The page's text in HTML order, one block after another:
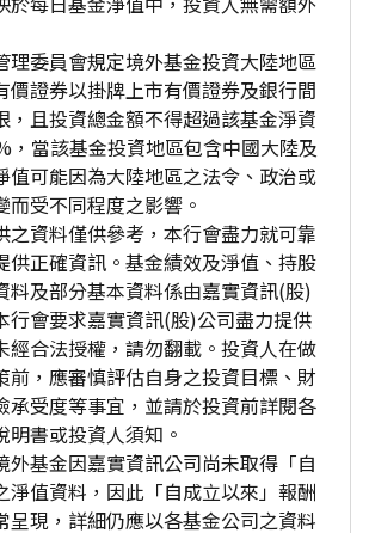
理委員會規定境外基金投資大陸地區
價證券以掛牌上市有價證券及銀行間
，且投資總金額不得超過該基金淨資
，當該基金投資地區包含中國大陸及
值可能因為大陸地區之法令、政治或
而受不同程度之影響。
之資料僅供參考，本行會盡力就可靠
供正確資訊。基金績效及淨值、持股
料及部分基本資料係由嘉實資訊(股)
行會要求嘉實資訊(股)公司盡力提供
經合法授權，請勿翻載。投資人在做
前，應審慎評估自身之投資目標、財
承受度等事宜，並請於投資前詳閱各
明書或投資人須知。
外基金因嘉實資訊公司尚未取得「自
淨值資料，因此「自成立以來」報酬
呈現，詳細仍應以各基金公司之資料